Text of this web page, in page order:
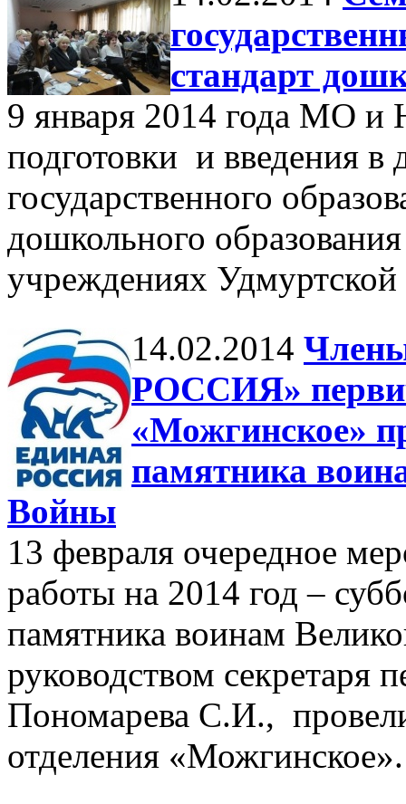
стандарт
9 января 2014 года МО и
подготовки и введения в
государственного
дошкольного
учреждениях Удмуртской
14.02.2014
РОССИЯ»
«Можгинское»
памятника
Войны
13 февраля очередное
работы на 2014 год –
памятника воинам
руководством секретаря
Пономарева С.И.,
отделения «Можгинское».